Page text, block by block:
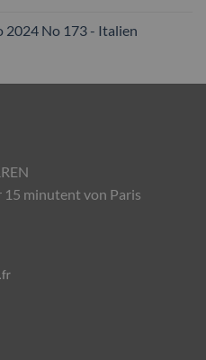
2024 No 173 - Italien
15 minutent von Paris